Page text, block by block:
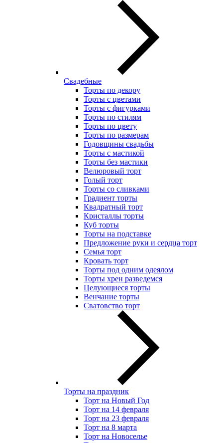
Свадебные
Торты по декору
Торты с цветами
Торты с фигурками
Торты по стилям
Торты по цвету
Торты по размерам
Годовщины свадьбы
Торты с мастикой
Торты без мастики
Велюровый торт
Голый торт
Торты со сливками
Градиент торты
Квадратный торт
Кристаллы торты
Куб торты
Торты на подставке
Предложение руки и сердца торт
Семья торт
Кровать торт
Торты под одним одеялом
Торты хрен разведемся
Целующиеся торты
Венчание торты
Сватовство торт
Торты на праздник
Торт на Новый Год
Торт на 14 февраля
Торт на 23 февраля
Торт на 8 марта
Торт на Новоселье